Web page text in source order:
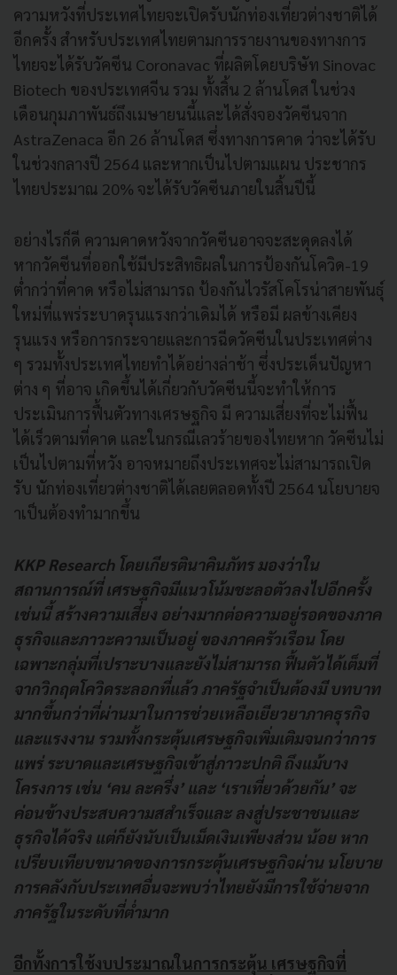
ความหวังที่ประเทศไทยจะเปิดรับนักท่องเที่ยวต่างชาติได้
อีกครั้ง สำหรับประเทศไทยตามการรายงานของทางการ
ไทยจะได้รับวัคซีน Coronavac ที่ผลิตโดยบริษัท Sinovac
Biotech ของประเทศจีน รวม ทั้งสิ้น 2 ล้านโดส ในช่วง
เดือนกุมภาพันธ์ถึงเมษายนนี้และได้สั่งจองวัคซีนจาก
AstraZenaca อีก 26 ล้านโดส ซึ่งทางการคาด ว่าจะได้รับ
ในช่วงกลางปี 2564 และหากเป็นไปตามแผน ประชากร
ไทยประมาณ 20% จะได้รับวัคซีนภายในสิ้นปีนี้
อย่างไรก็ดี ความคาดหวังจากวัคซีนอาจจะสะดุดลงได้
หากวัคซีนที่ออกใช้มีประสิทธิผลในการป้องกันโควิด-19
ต่ำกว่าที่คาด หรือไม่สามารถ ป้องกันไวรัสโคโรน่าสายพันธุ์
ใหม่ที่แพร่ระบาดรุนแรงกว่าเดิมได้ หรือมี ผลข้างเคียง
รุนแรง หรือการกระจายและการฉีดวัคซีนในประเทศต่าง
ๆ รวมทั้งประเทศไทยทำได้อย่างล่าช้า ซึ่งประเด็นปัญหา
ต่าง ๆ ที่อาจ เกิดขึ้นได้เกี่ยวกับวัคซีนนี้จะทำให้การ
ประเมินการฟื้นตัวทางเศรษฐกิจ มี ความเสี่ยงที่จะไม่ฟื้น
ได้เร็วตามที่คาด และในกรณีเลวร้ายของไทยหาก วัคซีนไม่
เป็นไปตามที่หวัง อาจหมายถึงประเทศจะไม่สามารถเปิด
รับ นักท่องเที่ยวต่างชาติได้เลยตลอดทั้งปี 2564 นโยบายจ
าเป็นต้องทำมากขึ้น
KKP Research โดยเกียรตินาคินภัทร มองว่าใน
สถานการณ์ที่ เศรษฐกิจมีแนวโน้มชะลอตัวลงไปอีกครั้ง
เช่นนี้ สร้างความเสี่ยง อย่างมากต่อความอยู่รอดของภาค
ธุรกิจและภาวะความเป็นอยู่ ของภาคครัวเรือน โดย
เฉพาะกลุ่มที่เปราะบางและยังไม่สามารถ ฟื้นตัวได้เต็มที่
จากวิกฤตโควิดระลอกที่แล้ว ภาครัฐจำเป็นต้องมี บทบาท
มากขึ้นกว่าที่ผ่านมาในการช่วยเหลือเยียวยาภาคธุรกิจ
และแรงงาน รวมทั้งกระตุ้นเศรษฐกิจเพิ่มเติมจนกว่าการ
แพร่ ระบาดและเศรษฐกิจเข้าสู่ภาวะปกติ ถึงแม้บาง
โครงการ เช่น ‘คน ละครึ่ง’ และ ‘เราเที่ยวด้วยกัน’ จะ
ค่อนข้างประสบความสสำเร็จและ ลงสู่ประชาชนและ
ธุรกิจได้จริง แต่ก็ยังนับเป็นเม็ดเงินเพียงส่วน น้อย หาก
เปรียบเทียบขนาดของการกระตุ้นเศรษฐกิจผ่าน นโยบาย
การคลังกับประเทศอื่นจะพบว่าไทยยังมีการใช้จ่ายจาก
ภาครัฐในระดับที่ต่ำมาก
อีกทั้งการใช้งบประมาณในการกระตุ้น เศรษฐกิจที่